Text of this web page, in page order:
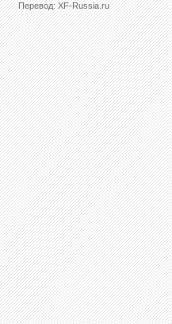
Перевод:XF-Russia.ru